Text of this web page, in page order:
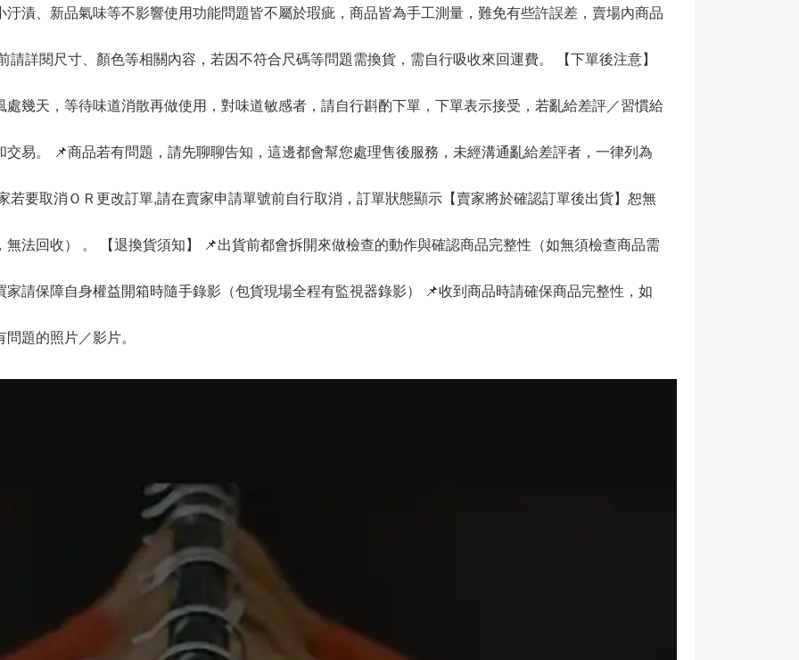
漬、新品氣味等不影響使用功能問題皆不屬於瑕疵，商品皆為手工測量，難免有些許誤差，賣場內商品
詳閱尺寸、顏色等相關內容，若因不符合尺碼等問題需換貨，需自行吸收來回運費。 【下單後注意】
幾天，等待味道消散再做使用，對味道敏感者，請自行斟酌下單，下單表示接受，若亂給差評／習慣給
易。 📌商品若有問題，請先聊聊告知，這邊都會幫您處理售後服務，未經溝通亂給差評者，一律列為
若要取消ＯＲ更改訂單,請在賣家申請單號前自行取消，訂單狀態顯示【賣家將於確認訂單後出貨】恕無
法回收） 。 【退換貨須知】 📌出貨前都會拆開來做檢查的動作與確認商品完整性（如無須檢查商品需
請保障自身權益開箱時隨手錄影（包貨現場全程有監視器錄影） 📌收到商品時請確保商品完整性，如
題的照片／影片。